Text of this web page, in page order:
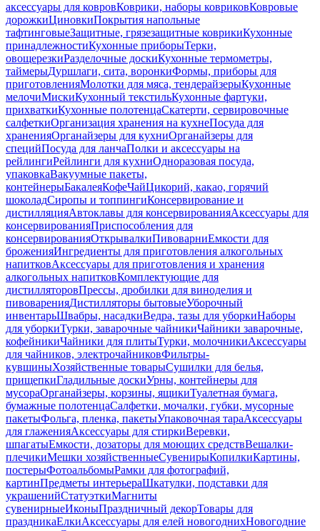
аксессуары для ковровКоврики, наборы ковриковКовровые
дорожкиЦиновкиПокрытия напольные
тафтинговыеЗащитные, грязезащитные коврикиКухонные
принадлежностиКухонные приборыТерки,
овощерезкиРазделочные доскиКухонные термометры,
таймерыДуршлаги, сита, воронкиФормы, приборы для
приготовленияМолотки для мяса, тендерайзерыКухонные
мелочиМискиКухонный текстильКухонные фартуки,
прихваткиКухонные полотенцаСкатерти, сервировочные
салфеткиОрганизация хранения на кухнеПосуда для
храненияОрганайзеры для кухниОрганайзеры для
специйПосуда для ланчаПолки и аксессуары на
рейлингиРейлинги для кухниОдноразовая посуда,
упаковкаВакуумные пакеты,
контейнерыБакалеяКофеЧайЦикорий, какао, горячий
шоколадСиропы и топпингиКонсервирование и
дистилляцияАвтоклавы для консервированияАксессуары для
консервированияПриспособления для
консервированияОткрывалкиПивоварниЕмкости для
броженияИнгредиенты для приготовления алкогольных
напитковАксессуары для приготовления и хранения
алкогольных напитковКомплектующие для
дистилляторовПрессы, дробилки для виноделия и
пивоваренияДистилляторы бытовыеУборочный
инвентарьШвабры, насадкиВедра, тазы для уборкиНаборы
для уборкиТурки, заварочные чайникиЧайники заварочные,
кофейникиЧайники для плитыТурки, молочникиАксессуары
для чайников, электрочайниковФильтры-
кувшиныХозяйственные товарыСушилки для белья,
прищепкиГладильные доскиУрны, контейнеры для
мусораОрганайзеры, корзины, ящикиТуалетная бумага,
бумажные полотенцаСалфетки, мочалки, губки, мусорные
пакетыФольга, пленка, пакетыУпаковочная тараАксессуары
для глаженияАксессуары для стиркиВеревки,
шпагатыЕмкости, дозаторы для моющих средствВешалки-
плечикиМешки хозяйственныеСувенирыКопилкиКартины,
постерыФотоальбомыРамки для фотографий,
картинПредметы интерьераШкатулки, подставки для
украшенийСтатуэткиМагниты
сувенирныеИконыПраздничный декорТовары для
праздникаЕлкиАксессуары для елей новогоднихНовогодние